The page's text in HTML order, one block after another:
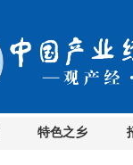
特色之乡